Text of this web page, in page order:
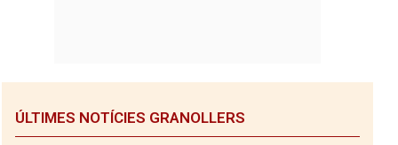
ÚLTIMES NOTÍCIES GRANOLLERS